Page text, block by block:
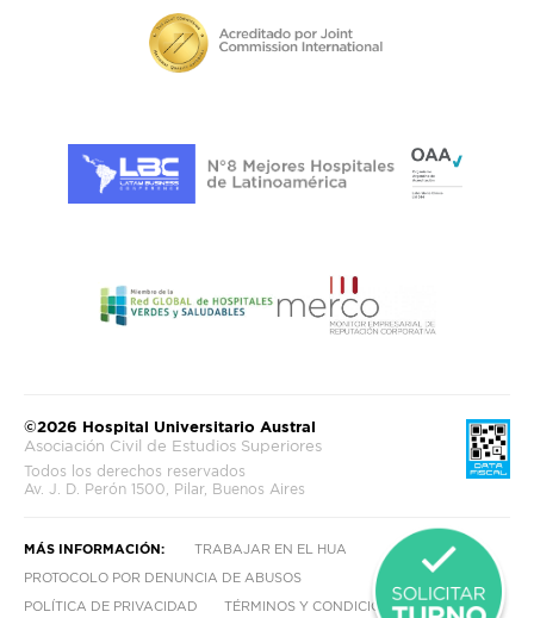
©2026 Hospital Universitario Austral
Asociación Civil de Estudios Superiores
Todos los derechos reservados
Av. J. D. Perón 1500, Pilar, Buenos Aires
MÁS INFORMACIÓN: TRABAJAR EN EL HUA
PROTOCOLO POR DENUNCIA DE ABUSOS
POLÍTICA DE PRIVACIDAD TÉRMINOS Y CONDICIONES